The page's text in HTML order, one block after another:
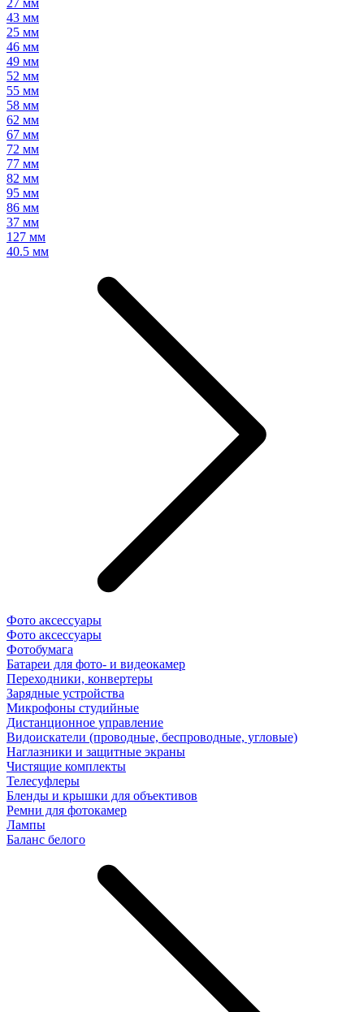
27 мм
43 мм
25 мм
46 мм
49 мм
52 мм
55 мм
58 мм
62 мм
67 мм
72 мм
77 мм
82 мм
95 мм
86 мм
37 мм
127 мм
40.5 мм
Фото аксессуары
Фото аксессуары
Фотобумага
Батареи для фото- и видеокамер
Переходники, конвертеры
Зарядные устройства
Микрофоны студийные
Дистанционное управление
Видоискатели (проводные, беспроводные, угловые)
Наглазники и защитные экраны
Чистящие комплекты
Телесуфлеры
Бленды и крышки для объективов
Ремни для фотокамер
Лампы
Баланс белого